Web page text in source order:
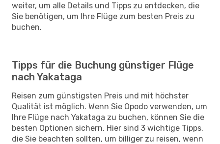
weiter, um alle Details und Tipps zu entdecken, die
Sie benötigen, um Ihre Flüge zum besten Preis zu
buchen.
Tipps für die Buchung günstiger Flüge
nach Yakataga
Reisen zum günstigsten Preis und mit höchster
Qualität ist möglich. Wenn Sie Opodo verwenden, um
Ihre Flüge nach Yakataga zu buchen, können Sie die
besten Optionen sichern. Hier sind 3 wichtige Tipps,
die Sie beachten sollten, um billiger zu reisen, wenn